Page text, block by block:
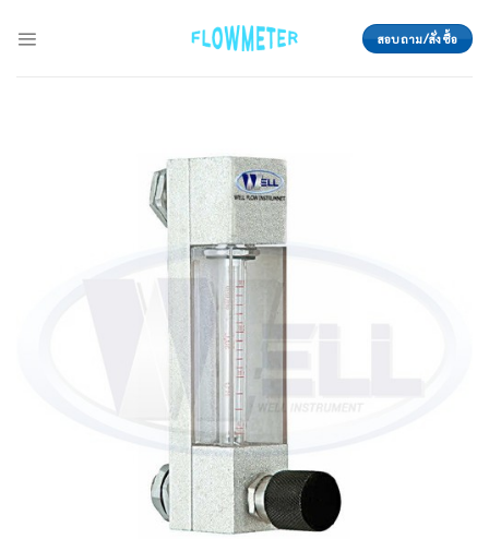
สอบถาม/สั่งซื้อ